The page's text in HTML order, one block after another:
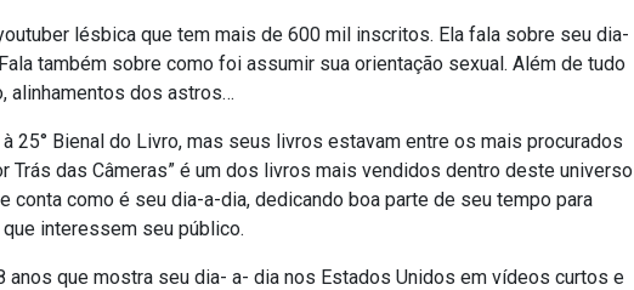
lésbica que tem mais de 600 mil inscritos. Ela fala sobre seu dia-
também sobre como foi assumir sua orientação sexual. Além de tudo
alinhamentos dos astros…
25° Bienal do Livro, mas seus livros estavam entre os mais procurados
Trás das Câmeras” é um dos livros mais vendidos dentro deste universo
conta como é seu dia-a-dia, dedicando boa parte de seu tempo para
interessem seu público.
que mostra seu dia- a- dia nos Estados Unidos em vídeos curtos e